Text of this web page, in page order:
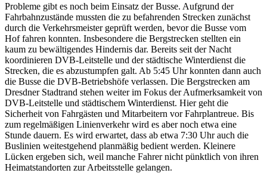
Probleme gibt es noch beim Einsatz der Busse. Aufgrund der
Fahrbahnzustände mussten die zu befahrenden Strecken zunächst
durch die Verkehrsmeister geprüft werden, bevor die Busse vom
Hof fahren konnten. Insbesondere die Bergstrecken stellten ein
kaum zu bewältigendes Hindernis dar. Bereits seit der Nacht
koordinieren DVB-Leitstelle und der städtische Winterdienst die
Strecken, die es abzustumpfen galt. Ab 5:45 Uhr konnten dann auch
die Busse die DVB-Betriebshöfe verlassen. Die Bergstrecken am
Dresdner Stadtrand stehen weiter im Fokus der Aufmerksamkeit von
DVB-Leitstelle und städtischem Winterdienst. Hier geht die
Sicherheit von Fahrgästen und Mitarbeitern vor Fahrplantreue. Bis
zum regelmäßigen Linienverkehr wird es aber noch etwa eine
Stunde dauern. Es wird erwartet, dass ab etwa 7:30 Uhr auch die
Buslinien weitestgehend planmäßig bedient werden. Kleinere
Lücken ergeben sich, weil manche Fahrer nicht pünktlich von ihren
Heimatstandorten zur Arbeitsstelle gelangen.